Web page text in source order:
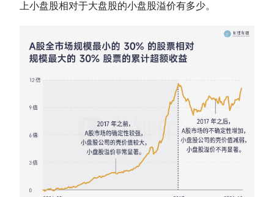
上小盘股相对于大盘股的小盘股溢价有多少。